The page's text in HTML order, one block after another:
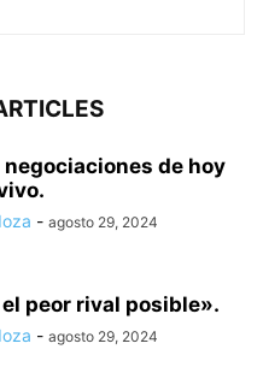
negociaciones de hoy
- agosto 29, 2024
el peor rival posible».
- agosto 29, 2024